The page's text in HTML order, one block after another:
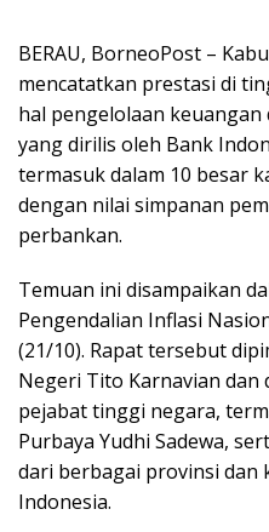
BERAU, BorneoPost –
mencatatkan prestasi di
hal pengelolaan keuangan
yang dirilis oleh Bank
termasuk dalam 10 besar
dengan nilai simpanan
perbankan.
Temuan ini disampaikan
Pengendalian Inflasi
(21/10). Rapat tersebut
Negeri Tito Karnavian dan
pejabat tinggi negara,
Purbaya Yudhi Sadewa,
dari berbagai provinsi dan
Indonesia.